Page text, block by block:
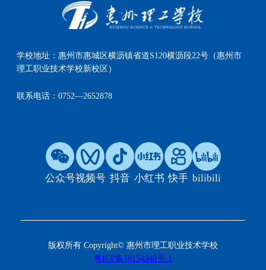
学校地址：惠州市惠城区横沥镇省道S120横沥段22号（惠州市
理工职业技术学校新校区）
联系电话：0752—2652878
公众号视频号 抖音 小红书 快手 bilibili
版权所有 Copyright© 惠州市理工职业技术学校
粤ICP备18154340号-1